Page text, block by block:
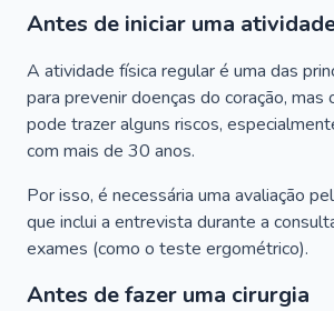
Antes de iniciar uma
A atividade física regular é uma das
para prevenir doenças do coração, mas
pode trazer alguns riscos,
com mais de 30 anos.
Por isso, é necessária uma avaliação
que inclui a entrevista durante a
exames (como o teste ergométrico).
Antes de fazer uma cirurgia